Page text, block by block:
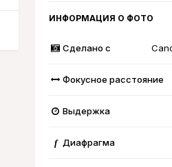
ИНФОРМАЦИЯ О ФОТО
Сделано с
Фокусное расстояние
Выдержка
f Диафрагма